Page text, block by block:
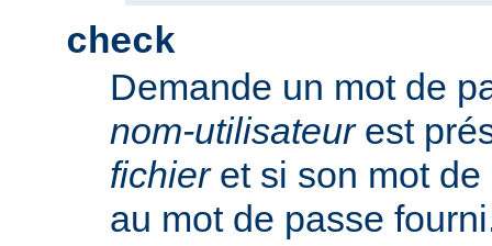
check
Demande un mot de
nom-utilisateurest
fichieret si son mot de
au mot de passe